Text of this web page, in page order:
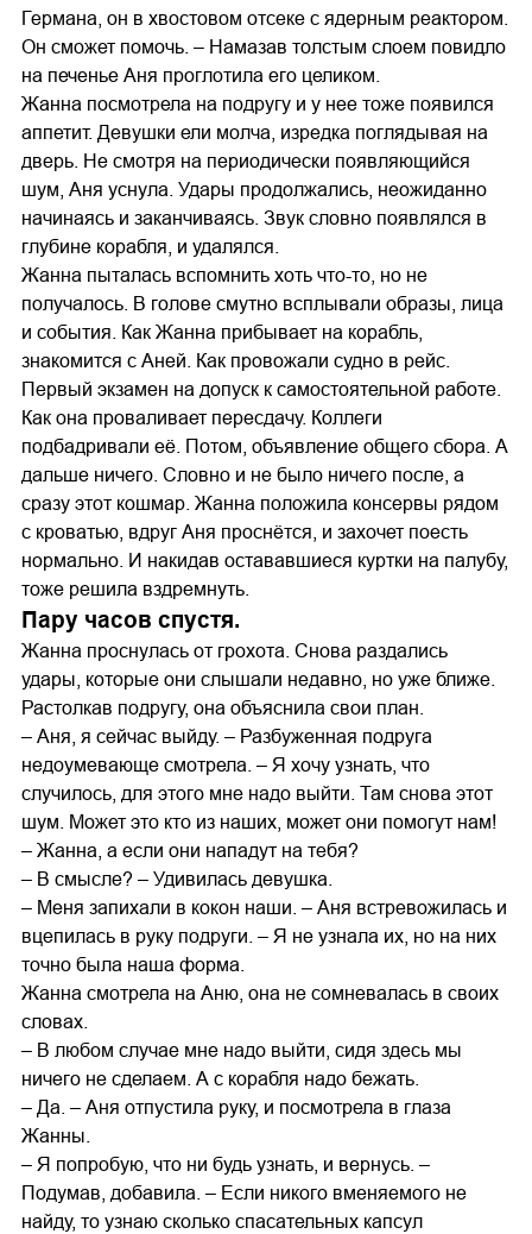
Германа, он в хвостовом отсеке с ядерным реактором.
Он сможет помочь. – Намазав толстым слоем повидло
на печенье Аня проглотила его целиком.
Жанна посмотрела на подругу и у нее тоже появился
аппетит. Девушки ели молча, изредка поглядывая на
дверь. Не смотря на периодически появляющийся
шум, Аня уснула. Удары продолжались, неожиданно
начинаясь и заканчиваясь. Звук словно появлялся в
глубине корабля, и удалялся.
Жанна пыталась вспомнить хоть что-то, но не
получалось. В голове смутно всплывали образы, лица
и события. Как Жанна прибывает на корабль,
знакомится с Аней. Как провожали судно в рейс.
Первый экзамен на допуск к самостоятельной работе.
Как она проваливает пересдачу. Коллеги
подбадривали её. Потом, объявление общего сбора. А
дальше ничего. Словно и не было ничего после, а
сразу этот кошмар. Жанна положила консервы рядом
с кроватью, вдруг Аня проснётся, и захочет поесть
нормально. И накидав остававшиеся куртки на палубу,
тоже решила вздремнуть.
Пару часов спустя.
Жанна проснулась от грохота. Снова раздались
удары, которые они слышали недавно, но уже ближе.
Растолкав подругу, она объяснила свои план.
– Аня, я сейчас выйду. – Разбуженная подруга
недоумевающе смотрела. – Я хочу узнать, что
случилось, для этого мне надо выйти. Там снова этот
шум. Может это кто из наших, может они помогут нам!
– Жанна, а если они нападут на тебя?
– В смысле? – Удивилась девушка.
– Меня запихали в кокон наши. – Аня встревожилась и
вцепилась в руку подруги. – Я не узнала их, но на них
точно была наша форма.
Жанна смотрела на Аню, она не сомневалась в своих
словах.
– В любом случае мне надо выйти, сидя здесь мы
ничего не сделаем. А с корабля надо бежать.
– Да. – Аня отпустила руку, и посмотрела в глаза
Жанны.
– Я попробую, что ни будь узнать, и вернусь. –
Подумав, добавила. – Если никого вменяемого не
найду, то узнаю сколько спасательных капсул